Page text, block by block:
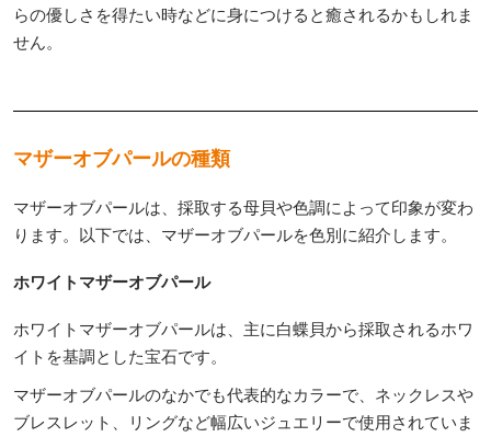
らの優しさを得たい時などに身につけると癒されるかもしれま
せん。
マザーオブパールの種類
マザーオブパールは、採取する母貝や色調によって印象が変わ
ります。以下では、マザーオブパールを色別に紹介します。
ホワイトマザーオブパール
ホワイトマザーオブパールは、主に白蝶貝から採取されるホワ
イトを基調とした宝石です。
マザーオブパールのなかでも代表的なカラーで、ネックレスや
ブレスレット、リングなど幅広いジュエリーで使用されていま